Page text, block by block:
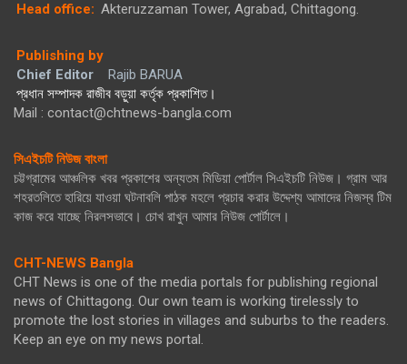
Head office: Akteruzzaman Tower, Agrabad, Chittagong.
Publishing by
Chief Editor
Rajib BARUA
প্রধান সম্পাদক রাজীব বড়ুয়া কর্তৃক প্রকাশিত।
Mail : contact@chtnews-bangla.com
সিএইচটি নিউজ বাংলা
চট্টগ্রামের আঞ্চলিক খবর প্রকাশের অন্যতম মিডিয়া পোর্টাল সিএইচটি নিউজ। গ্রাম আর
শহরতলিতে হারিয়ে যাওয়া ঘটনাবলি পাঠক মহলে প্রচার করার উদ্দেশ্য আমাদের নিজস্ব টিম
কাজ করে যাচ্ছে নিরলসভাবে। চোখ রাখুন আমার নিউজ পোর্টালে।
CHT-NEWS Bangla
CHT News is one of the media portals for publishing regional
news of Chittagong. Our own team is working tirelessly to
promote the lost stories in villages and suburbs to the readers.
Keep an eye on my news portal.